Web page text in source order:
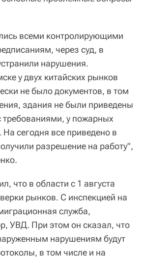
всеми контролирующими
через суд, в
нарушения.
у двух китайских рынков
не было документов, в том
здания не были приведены
требованиями, у пожарных
сегодня все приведено в
разрешение на работу",
что в области с 1 августа
рынков. С инспекцией на
служба,
УВД. При этом он сказал, что
нарушениям будут
в том числе и на